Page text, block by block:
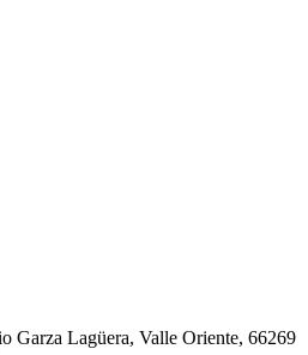
Garza Lagüera, Valle Oriente, 66269